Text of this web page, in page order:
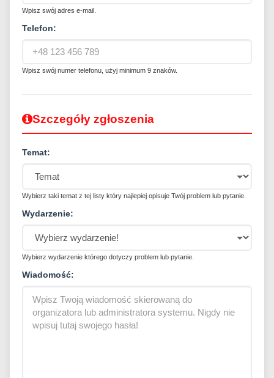
Wpisz swój adres e-mail.
Telefon:
Wpisz swój numer telefonu, użyj minimum 9 znaków.
Szczegóły zgłoszenia
Temat:
Wybierz taki temat z tej listy który najlepiej opisuje Twój problem lub pytanie.
Wydarzenie:
Wybierz wydarzenie którego dotyczy problem lub pytanie.
Wiadomość: